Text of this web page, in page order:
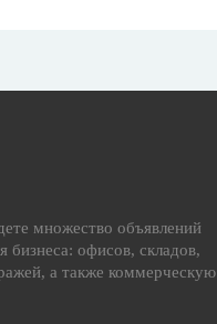
множество объявлений
бизнеса: офисов, складов,
а также коммерческую